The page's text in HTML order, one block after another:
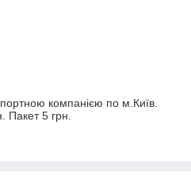
компанією по м.Київ.
Пакет 5 грн.